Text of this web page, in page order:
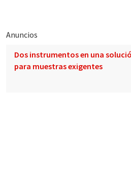
Anuncios
Dos instrumentos en una
para muestras exigentes